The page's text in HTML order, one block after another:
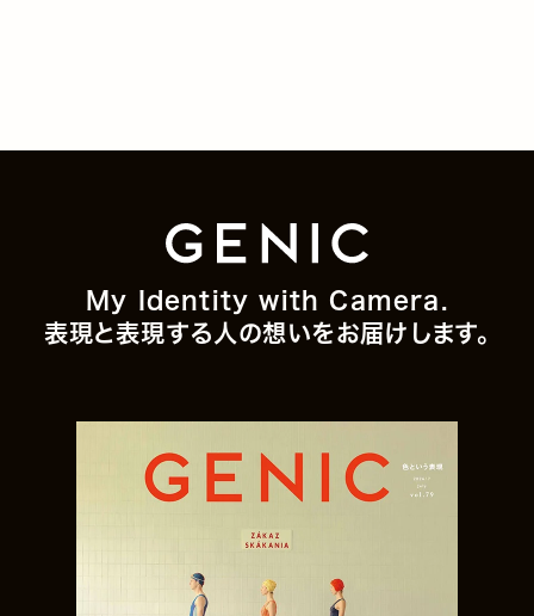
My Identity with Camera.
表現と表現する人の想いをお届けします。